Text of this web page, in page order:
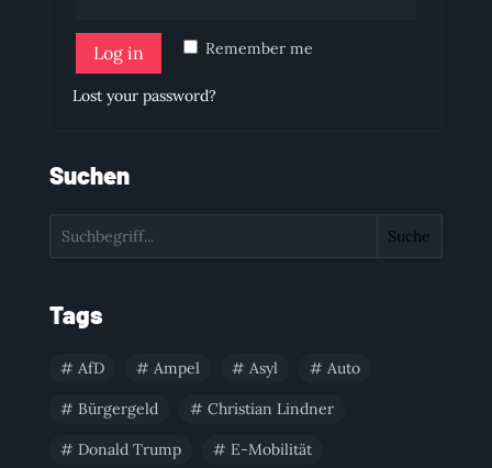
Remember me
Log in
Lost your password?
Suchen
Suche
Tags
AfD Ampel Asyl Auto
Bürgergeld Christian Lindner
Donald Trump E-Mobilität